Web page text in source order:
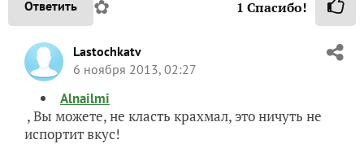
Ответить ✿ 1 Спасибо!
Lastochkatv
6 ноября 2013, 02:27
Alnailmi
, Вы можете, не класть крахмал, это ничуть не
испортит вкус!